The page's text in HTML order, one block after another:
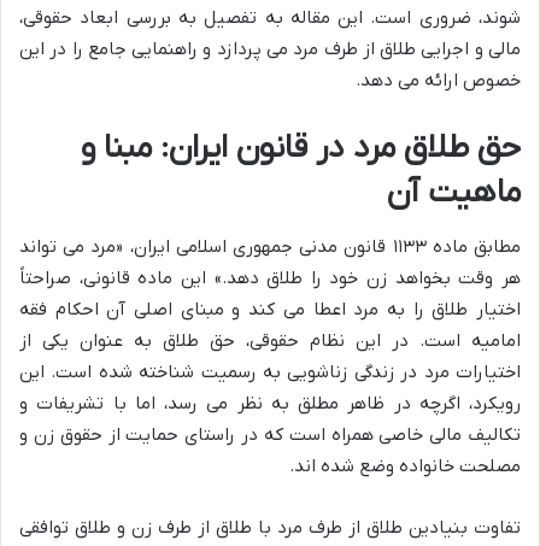
شوند، ضروری است. این مقاله به تفصیل به بررسی ابعاد حقوقی،
مالی و اجرایی طلاق از طرف مرد می پردازد و راهنمایی جامع را در این
خصوص ارائه می دهد.
حق طلاق مرد در قانون ایران: مبنا و
ماهیت آن
مطابق ماده ۱۱۳۳ قانون مدنی جمهوری اسلامی ایران، «مرد می تواند
هر وقت بخواهد زن خود را طلاق دهد.» این ماده قانونی، صراحتاً
اختیار طلاق را به مرد اعطا می کند و مبنای اصلی آن احکام فقه
امامیه است. در این نظام حقوقی، حق طلاق به عنوان یکی از
اختیارات مرد در زندگی زناشویی به رسمیت شناخته شده است. این
رویکرد، اگرچه در ظاهر مطلق به نظر می رسد، اما با تشریفات و
تکالیف مالی خاصی همراه است که در راستای حمایت از حقوق زن و
مصلحت خانواده وضع شده اند.
تفاوت بنیادین طلاق از طرف مرد با طلاق از طرف زن و طلاق توافقی